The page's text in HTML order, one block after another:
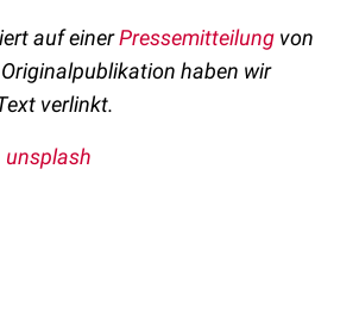
auf einerPressemitteilung von
haben wir
verlinkt.
unsplash